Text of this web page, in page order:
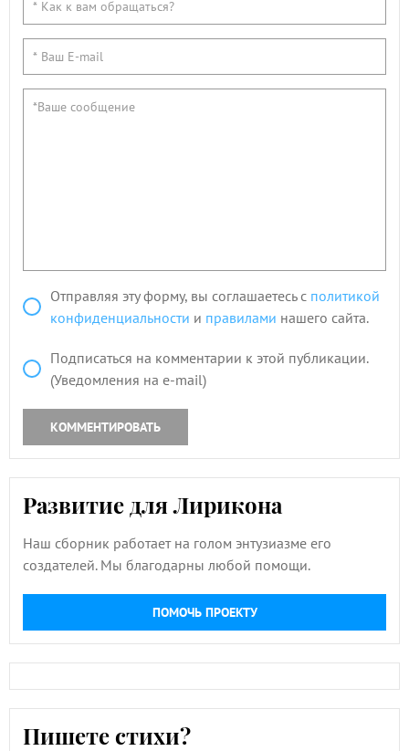
Отправляя эту форму, вы соглашаетесь с политикой
конфиденциальности и правилами нашего сайта.
Подписаться на комментарии к этой публикации.
(Уведомления на e-mail)
КОММЕНТИРОВАТЬ
Развитие для Лирикона
Наш сборник работает на голом энтузиазме его
создателей. Мы благодарны любой помощи.
ПОМОЧЬ ПРОЕКТУ
Пишете стихи?